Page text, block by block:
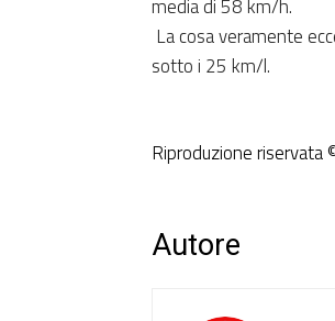
media di 58 km/h.
La cosa veramente
sotto i 25 km/l.
Riproduzione riservata
Autore